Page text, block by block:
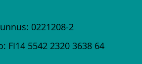
0221208-2
FI14 5542 2320 3638 64